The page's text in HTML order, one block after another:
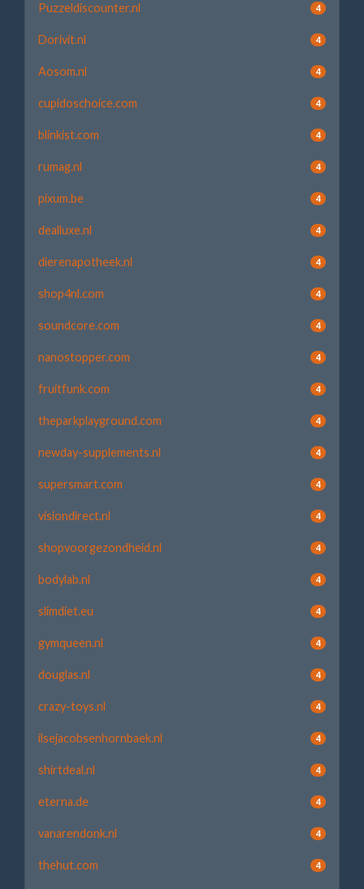
Puzzeldiscounter.nl 4
Dorivit.nl 4
Aosom.nl 4
cupidoschoice.com 4
blinkist.com 4
rumag.nl 4
pixum.be 4
dealluxe.nl 4
dierenapotheek.nl 4
shop4nl.com 4
soundcore.com 4
nanostopper.com 4
fruitfunk.com 4
theparkplayground.com 4
newday-supplements.nl 4
supersmart.com 4
visiondirect.nl 4
shopvoorgezondheid.nl 4
bodylab.nl 4
slimdiet.eu 4
gymqueen.nl 4
douglas.nl 4
crazy-toys.nl 4
ilsejacobsenhornbaek.nl 4
shirtdeal.nl 4
eterna.de 4
vanarendonk.nl 4
thehut.com 4